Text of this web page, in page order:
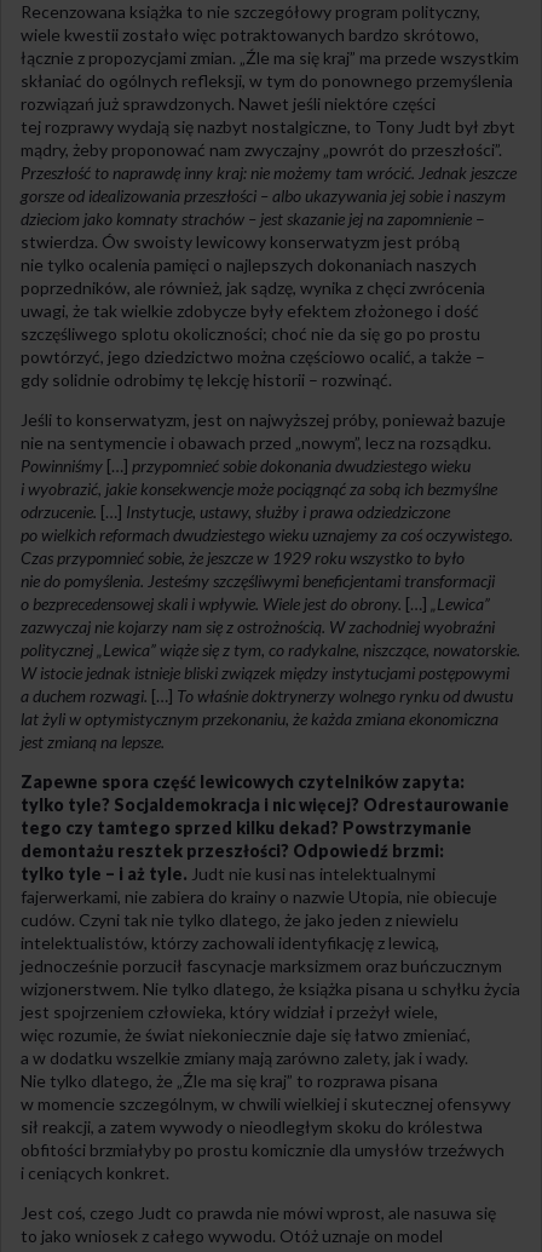
Recenzowana książka to nie szczegółowy program polityczny,
wiele kwestii zostało więc potraktowanych bardzo skrótowo,
łącznie z propozycjami zmian. „Źle ma się kraj” ma przede wszystkim
skłaniać do ogólnych refleksji, w tym do ponownego przemyślenia
rozwiązań już sprawdzonych. Nawet jeśli niektóre części
tej rozprawy wydają się nazbyt nostalgiczne, to Tony Judt był zbyt
mądry, żeby proponować nam zwyczajny „powrót do przeszłości”.
Przeszłość to naprawdę inny kraj: nie możemy tam wrócić. Jednak jeszcze
gorsze od idealizowania przeszłości – albo ukazywania jej sobie i naszym
dzieciom jako komnaty strachów – jest skazanie jej na zapomnienie –
stwierdza. Ów swoisty lewicowy konserwatyzm jest próbą
nie tylko ocalenia pamięci o najlepszych dokonaniach naszych
poprzedników, ale również, jak sądzę, wynika z chęci zwrócenia
uwagi, że tak wielkie zdobycze były efektem złożonego i dość
szczęśliwego splotu okoliczności; choć nie da się go po prostu
powtórzyć, jego dziedzictwo można częściowo ocalić, a także –
gdy solidnie odrobimy tę lekcję historii – rozwinąć.
Jeśli to konserwatyzm, jest on najwyższej próby, ponieważ bazuje
nie na sentymencie i obawach przed „nowym”, lecz na rozsądku.
Powinniśmy […] przypomnieć sobie dokonania dwudziestego wieku
i wyobrazić, jakie konsekwencje może pociągnąć za sobą ich bezmyślne
odrzucenie. […] Instytucje, ustawy, służby i prawa odziedziczone
po wielkich reformach dwudziestego wieku uznajemy za coś oczywistego.
Czas przypomnieć sobie, że jeszcze w 1929 roku wszystko to było
nie do pomyślenia. Jesteśmy szczęśliwymi beneficjentami transformacji
o bezprecedensowej skali i wpływie. Wiele jest do obrony. […] „Lewica”
zazwyczaj nie kojarzy nam się z ostrożnością. W zachodniej wyobraźni
politycznej „Lewica” wiąże się z tym, co radykalne, niszczące, nowatorskie.
W istocie jednak istnieje bliski związek między instytucjami postępowymi
a duchem rozwagi. […] To właśnie doktrynerzy wolnego rynku od dwustu
lat żyli w optymistycznym przekonaniu, że każda zmiana ekonomiczna
jest zmianą na lepsze.
Zapewne spora część lewicowych czytelników zapyta:
tylko tyle? Socjaldemokracja i nic więcej? Odrestaurowanie
tego czy tamtego sprzed kilku dekad? Powstrzymanie
demontażu resztek przeszłości? Odpowiedź brzmi:
tylko tyle – i aż tyle. Judt nie kusi nas intelektualnymi
fajerwerkami, nie zabiera do krainy o nazwie Utopia, nie obiecuje
cudów. Czyni tak nie tylko dlatego, że jako jeden z niewielu
intelektualistów, którzy zachowali identyfikację z lewicą,
jednocześnie porzucił fascynacje marksizmem oraz buńczucznym
wizjonerstwem. Nie tylko dlatego, że książka pisana u schyłku życia
jest spojrzeniem człowieka, który widział i przeżył wiele,
więc rozumie, że świat niekoniecznie daje się łatwo zmieniać,
a w dodatku wszelkie zmiany mają zarówno zalety, jak i wady.
Nie tylko dlatego, że „Źle ma się kraj” to rozprawa pisana
w momencie szczególnym, w chwili wielkiej i skutecznej ofensywy
sił reakcji, a zatem wywody o nieodległym skoku do królestwa
obfitości brzmiałyby po prostu komicznie dla umysłów trzeźwych
i ceniących konkret.
Jest coś, czego Judt co prawda nie mówi wprost, ale nasuwa się
to jako wniosek z całego wywodu. Otóż uznaje on model